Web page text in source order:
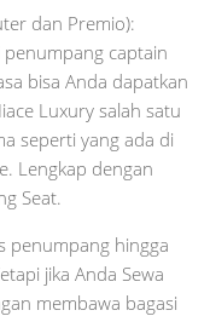
dan Premio):
captain
bisa Anda dapatkan
Luxury salah satu
seperti yang ada di
Lengkap dengan
Seat.
penumpang hingga
jika Anda Sewa
membawa bagasi